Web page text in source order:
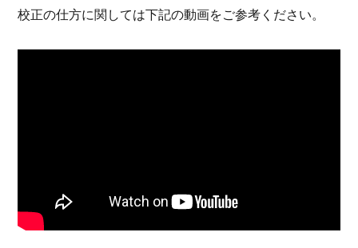
校正の仕方に関しては下記の動画をご参考ください。